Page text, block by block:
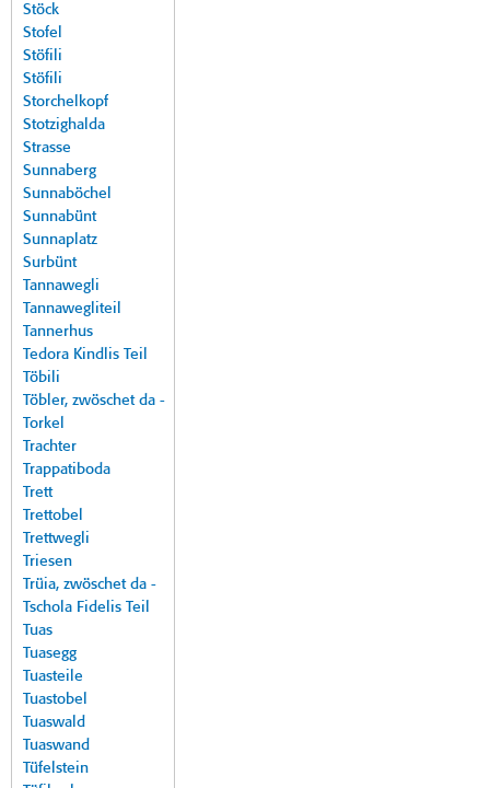
Stöck
Stofel
Stöfili
Stöfili
Storchelkopf
Stotzighalda
Strasse
Sunnaberg
Sunnaböchel
Sunnabünt
Sunnaplatz
Surbünt
Tannawegli
Tannawegliteil
Tannerhus
Tedora Kindlis Teil
Töbili
Töbler, zwöschet da -
Torkel
Trachter
Trappatiboda
Trett
Trettobel
Trettwegli
Triesen
Trüia, zwöschet da -
Tschola Fidelis Teil
Tuas
Tuasegg
Tuasteile
Tuastobel
Tuaswald
Tuaswand
Tüfelstein